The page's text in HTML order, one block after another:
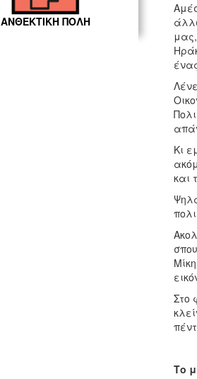
ΑΝΘΕΚΤΙΚΗ ΠΟΛΗ
Κι
και
Στο
Το